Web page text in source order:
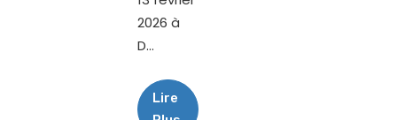
2026 à
D...
Lire